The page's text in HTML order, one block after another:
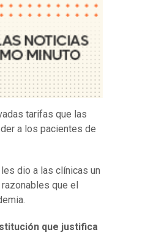
tarifas que las
a los pacientes de
les dio a las clínicas un
que el
que justifica